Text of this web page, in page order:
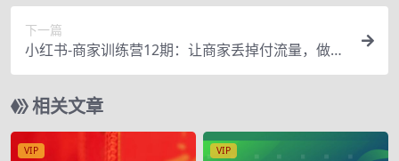
下一篇
小红书-商家训练营12期：让商家丢掉付流量，做个
赚钱的小红书博主
相关文章
VIP VIP